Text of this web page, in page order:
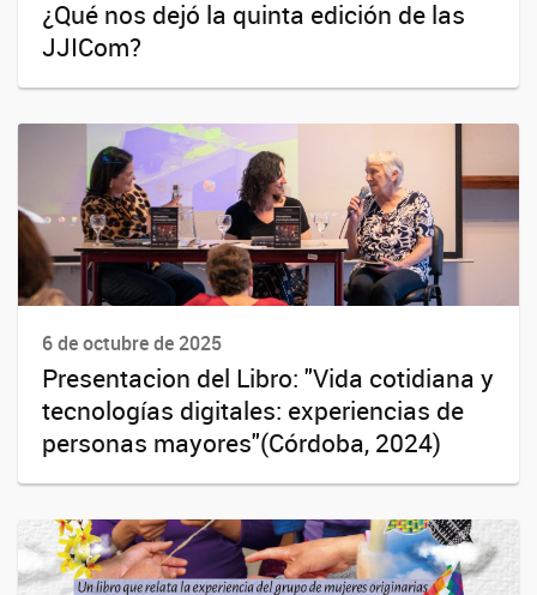
¿Qué nos dejó la quinta edición de las
JJICom?
6 de octubre de 2025
Presentacion del Libro: "Vida cotidiana y
tecnologías digitales: experiencias de
personas mayores"(Córdoba, 2024)